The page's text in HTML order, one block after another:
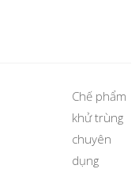
Chế phẩm
khử trùng
chuyên
dụng